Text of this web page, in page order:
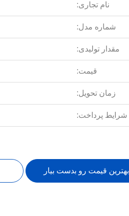
نام تجاری:
شماره مدل:
مقدار تولیدی:
قیمت:
زمان تحویل:
شرایط پرداخت:
بهترین قیمت رو بدست بیار